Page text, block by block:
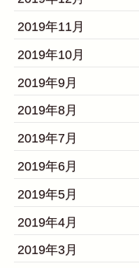
2019年11月
2019年10月
2019年9月
2019年8月
2019年7月
2019年6月
2019年5月
2019年4月
2019年3月